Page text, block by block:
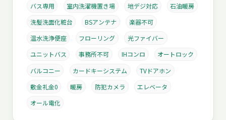
バス専用
室内洗濯機置き場 地デジ対応
石油暖房
洗髪洗面化粧台
BSアンテナ
楽器不可
温水洗浄便座
フローリング
光ファイバー
ユニットバス
事務所不可 IHコンロ
オートロック
バルコニー
カードキーシステム
TVドアホン
敷金礼金0
暖房 防犯カメラ
エレベータ
オール電化